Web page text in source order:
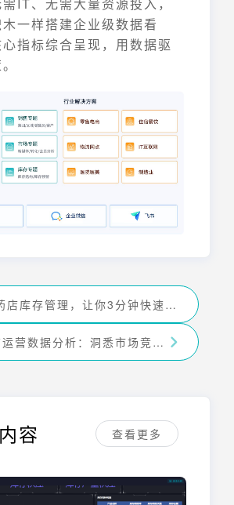
IT、无需大量资源投入，
一样搭建企业级数据看
指标综合呈现，用数据驱
药店库存管理，让你3分钟快速解决库存难题！——九数云BI
药店运营数据分析：洞悉市场竞争状况，制定成功经营策略——九数云BI
容 查看更多